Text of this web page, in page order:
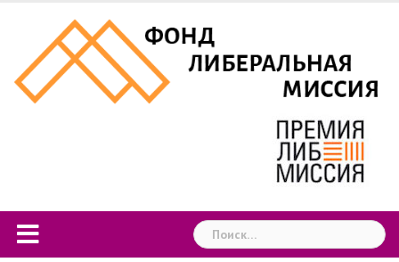
content
Найти: